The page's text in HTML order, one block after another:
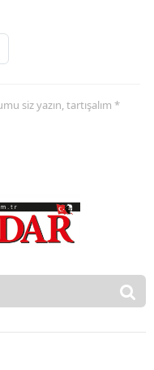
siz yazın, tartışalım *